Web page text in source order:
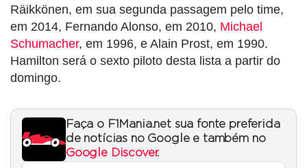
Räikkönen, em sua segunda passagem pelo time,
em 2014, Fernando Alonso, em 2010, Michael
Schumacher, em 1996, e Alain Prost, em 1990.
Hamilton será o sexto piloto desta lista a partir do
domingo.
Faça o F1Mania.net sua fonte preferida
de notícias no Google e também no
Google Discover.